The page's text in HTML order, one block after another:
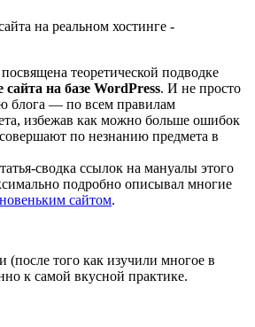
теоретической подводке
сайта на базе WordPress. И не просто
блога — по всем правилам
избежав как можно больше ошибок
по незнанию предмета в
сводка ссылок на мануалы этого
подробно описывал многие
новеньким сайтом.
того как изучили многое в
к самой вкусной практике.